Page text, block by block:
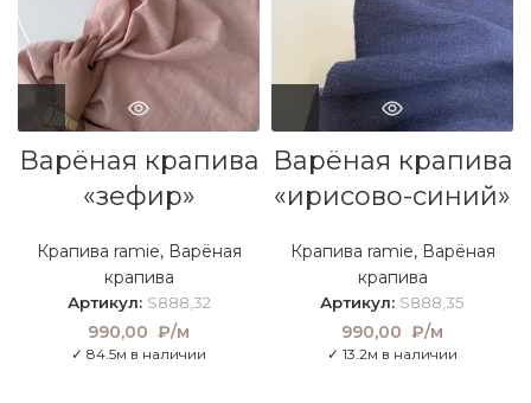
Варёная крапива
«зефир»
Крапива ramie, Варёная
крапива
Артикул: S888,32
990,00 ₽/м
✓ 84.5м в наличии
Варёная крапива
«ирисово-синий»
Крапива ramie, Варёная
крапива
Артикул: S888,35
990,00 ₽/м
✓ 13.2м в наличии